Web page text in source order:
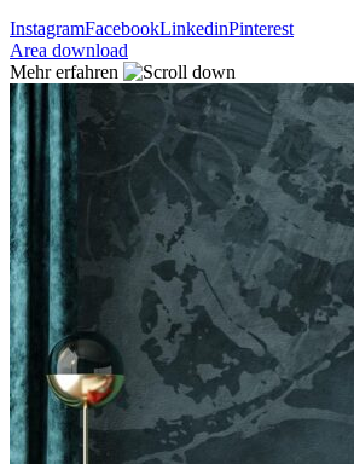
InstagramFacebookLinkedinPinterest
Area download
Mehr erfahren